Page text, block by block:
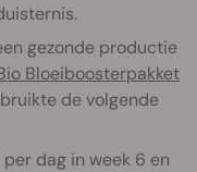
gezonde productie
Bloeiboosterpakket
de volgende
dag in week 6 en